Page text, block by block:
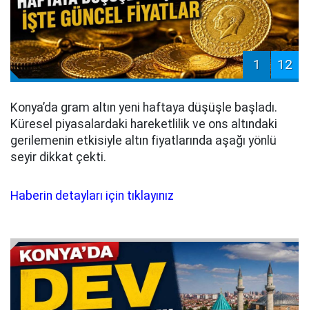
1 12
Konya’da gram altın yeni haftaya düşüşle başladı.
Küresel piyasalardaki hareketlilik ve ons altındaki
gerilemenin etkisiyle altın fiyatlarında aşağı yönlü
seyir dikkat çekti.
Haberin detayları için tıklayınız